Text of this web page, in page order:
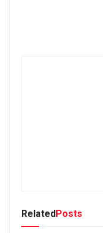
RelatedPosts